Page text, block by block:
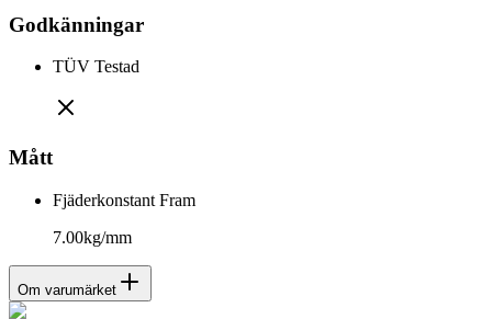
Godkänningar
TÜV Testad
Mått
Fjäderkonstant Fram
7.00kg/mm
Om varumärket